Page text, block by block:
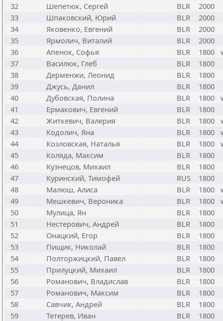
32
Шепетюк, Сергей BLR
2000
33
Шпаковский, Юрий BLR
2000
34
Яковенко, Евгений BLR
2000
35
Ярмолич, Виталий BLR
2000
36
Апенок, Софья BLR 1800
37
Василюк, Глеб BLR
1800
38
Дерменжи, Леонид BLR
1800
39
Джусь, Данил BLR
1800
40
Дубовская, Полина BLR 1800
41
Ермакович, Евгений BLR
1800
42
Житкевич, Валерия BLR 1800
43
Кодолич, Яна BLR 1800
44
Козловская, Наталья BLR 1800
45
Коляда, Максим BLR
1800
46
Кузнецов, Михаил BLR
1800
47
Куринский, Тимофей RUS
1800
48
Малюш, Алиса BLR 1800
49
Мешкевич, Вероника BLR 1800
50
Мулица, Ян BLR
1800
51
Нестерович, Андрей BLR
1800
52
Онацкий, Егор BLR
1800
53
Пищик, Николай BLR
1800
54
Полторжицкий, Павел BLR
1800
55
Прилуцкий, Михаил BLR
1800
56
Романович, Владислав BLR
1800
57
Романович, Максим BLR
1800
58
Савчик, Андрей BLR
1800
59
Тетерев, Иван BLR
1800